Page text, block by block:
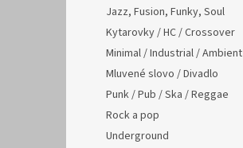
Jazz, Fusion, Funky, Soul
Kytarovky / HC / Crossover
Minimal / Industrial / Ambient
Mluvené slovo / Divadlo
Punk / Pub / Ska / Reggae
Rock a pop
Underground